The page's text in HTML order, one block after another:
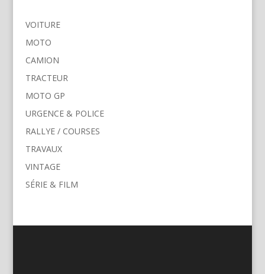
VOITURE
MOTO
CAMION
TRACTEUR
MOTO GP
URGENCE & POLICE
RALLYE / COURSES
TRAVAUX
VINTAGE
SÉRIE & FILM